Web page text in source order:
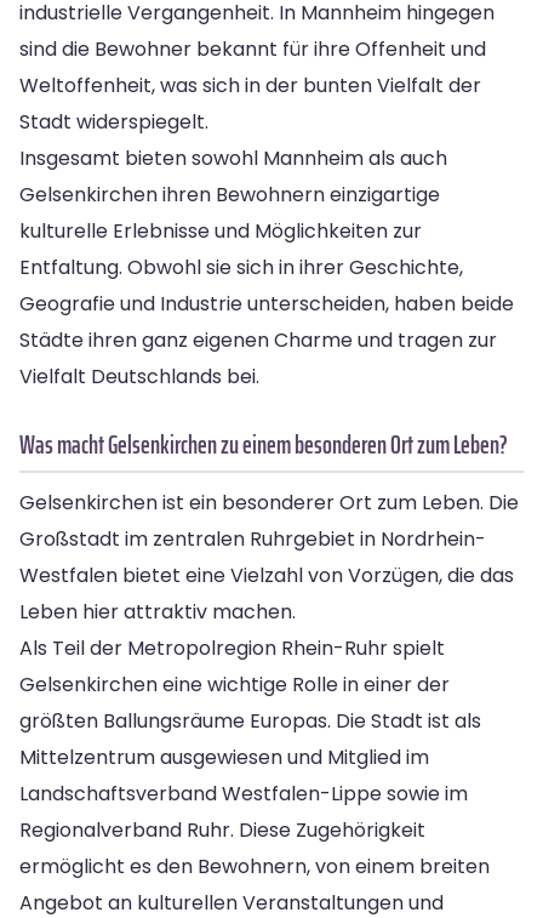
industrielle Vergangenheit. In Mannheim hingegen
sind die Bewohner bekannt für ihre Offenheit und
Weltoffenheit, was sich in der bunten Vielfalt der
Stadt widerspiegelt.
Insgesamt bieten sowohl Mannheim als auch
Gelsenkirchen ihren Bewohnern einzigartige
kulturelle Erlebnisse und Möglichkeiten zur
Entfaltung. Obwohl sie sich in ihrer Geschichte,
Geografie und Industrie unterscheiden, haben beide
Städte ihren ganz eigenen Charme und tragen zur
Vielfalt Deutschlands bei.
Was macht Gelsenkirchen zu einem besonderen Ort zum Leben?
Gelsenkirchen ist ein besonderer Ort zum Leben. Die
Großstadt im zentralen Ruhrgebiet in Nordrhein-
Westfalen bietet eine Vielzahl von Vorzügen, die das
Leben hier attraktiv machen.
Als Teil der Metropolregion Rhein-Ruhr spielt
Gelsenkirchen eine wichtige Rolle in einer der
größten Ballungsräume Europas. Die Stadt ist als
Mittelzentrum ausgewiesen und Mitglied im
Landschaftsverband Westfalen-Lippe sowie im
Regionalverband Ruhr. Diese Zugehörigkeit
ermöglicht es den Bewohnern, von einem breiten
Angebot an kulturellen Veranstaltungen und